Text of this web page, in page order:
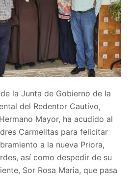
la Junta de Gobierno de la
del Redentor Cautivo,
Mayor, ha acudido al
Carmelitas para felicitar
a la nueva Priora,
así como despedir de su
Sor Rosa Maria, que pasa